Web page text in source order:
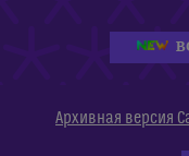
Архивная версия